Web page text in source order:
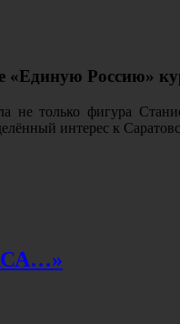
Россию»
только фигура
интерес к